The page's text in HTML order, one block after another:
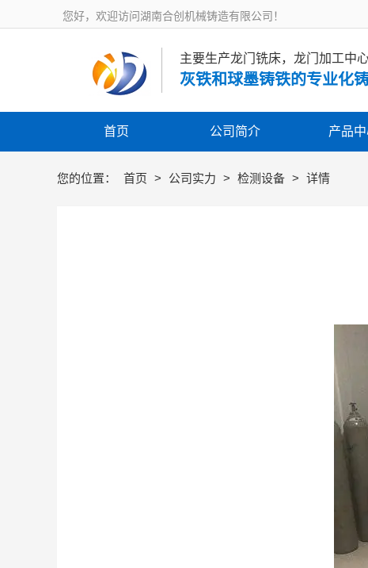
首页 公司简介 产品
您好，欢迎访问湖南合创机械铸造有限公司！
主要生产龙门铣床，龙门加工中
灰铁和球墨铸铁的专业化
您的位置： 首页 > 公司实力 > 检测设备 > 详情